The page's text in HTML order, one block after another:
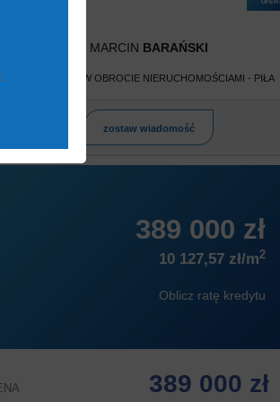
MARCIN BARAŃSKI
POŚREDNIK W OBROCIE NIERUCHOMOŚCIAMI - PIŁA
zostaw wiadomość
389 000 zł
10 127,57 zł/m2
Oblicz ratę kredytu
389 000 zł